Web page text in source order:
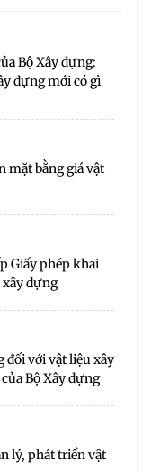
Bộ Xây dựng:
dựng mới có gì
mặt bằng giá vật
Giấy phép khai
xây dựng
đối với vật liệu xây
Bộ Xây dựng
lý, phát triển vật